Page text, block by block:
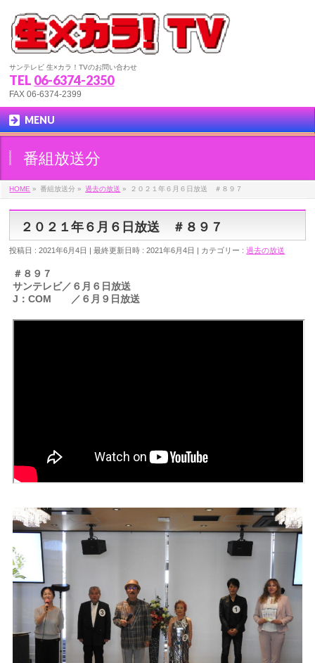
サンテレビ 生×カラ！TVのお問い合わせ
TEL 06-6374-2350
FAX 06-6374-2399
MENU
番組放送分
HOME » 番組放送分 » 過去の放送 » ２０２１年６月６日放送 ＃８９７
２０２１年６月６日放送 ＃８９７
投稿日 : 2021年6月4日 最終更新日時 : 2021年6月4日 カテゴリー :過去の放送
＃８９７
サンテレビ／６月６日放送
J：COM ／６月９日放送